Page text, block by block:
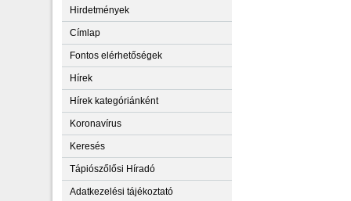
Hirdetmények
Címlap
Fontos elérhetőségek
Hírek
Hírek kategóriánként
Koronavírus
Keresés
Tápiószőlősi Híradó
Adatkezelési tájékoztató